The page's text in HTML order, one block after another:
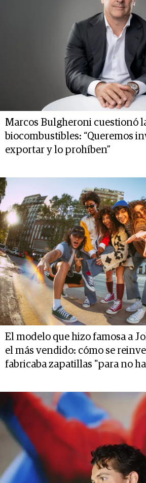
Marcos Bulgheroni cuestionó
biocombustibles: “Queremos
exportar y lo prohíben”
El modelo que hizo famosa a
el más vendido: cómo se
fabricaba zapatillas "para no